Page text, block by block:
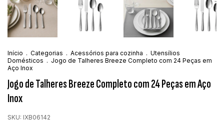
Início . Categorias . Acessórios para cozinha . Utensílios
Domésticos . Jogo de Talheres Breeze Completo com 24 Peças em
Aço Inox
Jogo de Talheres Breeze Completo com 24 Peças em Aço
Inox
SKU: IXB06142